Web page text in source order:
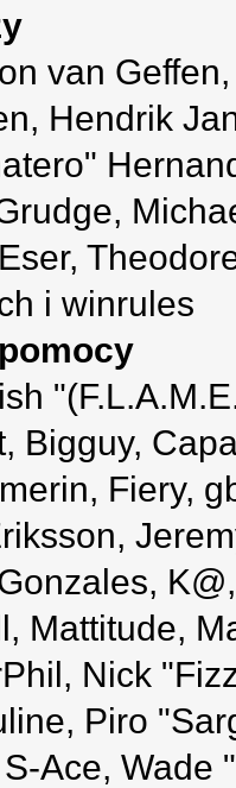
van
Hendrik
i winrules
Bigguy,
Fiery,
Mattitude,
Nick
Piro
Ace,